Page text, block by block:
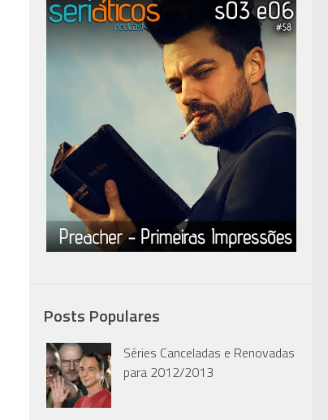
Posts Populares
Séries Canceladas e Renovadas
para 2012/2013